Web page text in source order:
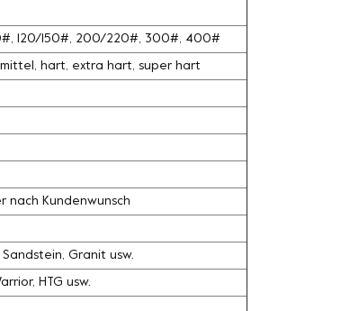
120/150#, 200/220#, 300#, 400#
mittel, hart, extra hart, super hart
nach Kundenwunsch
Granit usw.
HTG usw.